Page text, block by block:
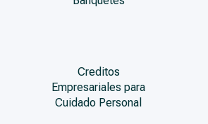
Creditos
Empresariales para
Cuidado Personal